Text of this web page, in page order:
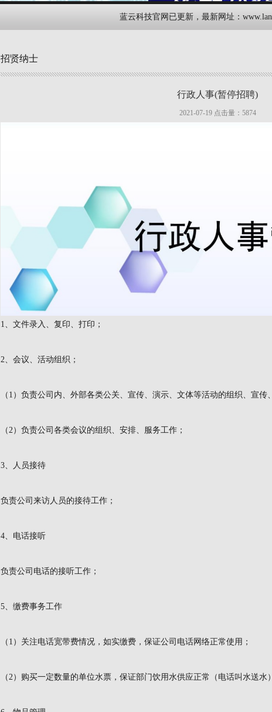
蓝云科技官网已更新，最新网址：
招贤纳士
行政人事(暂停招聘)
2021-07-19 点击量： 5874
1、文件录入、复印、打印；
2、会议、活动组织；
（1）负责公司内、外部各类公关、宣传、演示、文体等活动的组织、宣传
（2）负责公司各类会议的组织、安排、服务工作；
3、人员接待
负责公司来访人员的接待工作；
4、电话接听
负责公司电话的接听工作；
5、缴费事务工作
（1）关注电话宽带费情况，如实缴费，保证公司电话网络正常使用；
（2）购买一定数量的单位水票，保证部门饮用水供应正常（电话叫水送水